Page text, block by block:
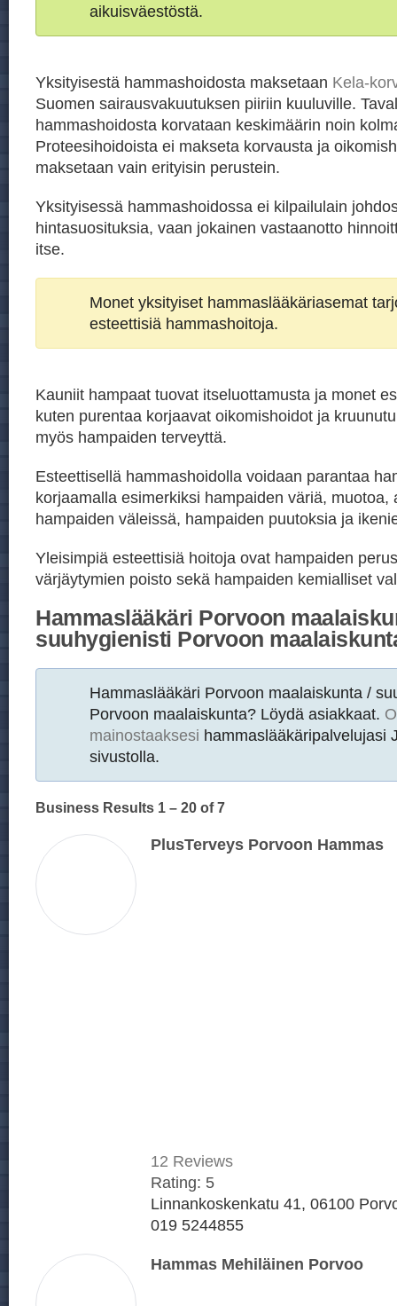
aikuisväestöstä.
Yksityisestä hammashoidosta maksetaan Kela-
Suomen sairausvakuutuksen piiriin kuuluville.
hammashoidosta korvataan keskimäärin noin
Proteesihoidoista ei makseta korvausta ja
maksetaan vain erityisin perustein.
Yksityisessä hammashoidossa ei kilpailulain
hintasuosituksia, vaan jokainen vastaanotto
itse.
Monet yksityiset hammaslääkäriasemat
esteettisiä hammashoitoja.
Kauniit hampaat tuovat itseluottamusta ja monet
kuten purentaa korjaavat oikomishoidot ja
myös hampaiden terveyttä.
Esteettisellä hammashoidolla voidaan parantaa
korjaamalla esimerkiksi hampaiden väriä, muotoa,
hampaiden väleissä, hampaiden puutoksia ja
Yleisimpiä esteettisiä hoitoja ovat hampaiden
värjäytymien poisto sekä hampaiden kemialliset
Hammaslääkäri Porvoon
suuhygienisti Porvoon
Hammaslääkäri Porvoon maalaiskunta /
Porvoon maalaiskunta? Löydä asiakkaat.
mainostaaksesi hammaslääkäripalvelujasi
sivustolla.
Business Results 1 – 20 of 7
PlusTerveys Porvoon Hammas
12 Reviews
Rating: 5
Linnankoskenkatu 41, 06100
019 5244855
Hammas Mehiläinen Porvoo